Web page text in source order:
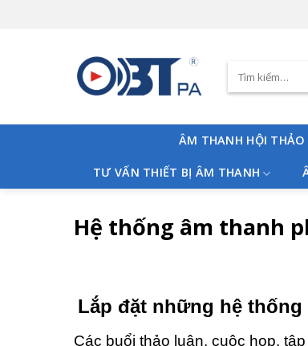
Tìm
kiếm:
ÂM THANH HỘI THẢO
TƯ VẤN THIẾT BỊ ÂM THANH
Hệ thống âm thanh
Lắp đặt những hệ
Các buổi thảo luận, cuộc họp,